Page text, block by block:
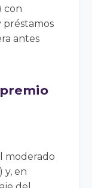
con
préstamos
antes
moderado
y, en